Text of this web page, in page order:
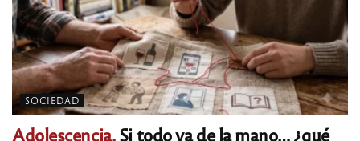
SOCIEDAD
Adolescencia.Si todo va de la mano… ¿qué